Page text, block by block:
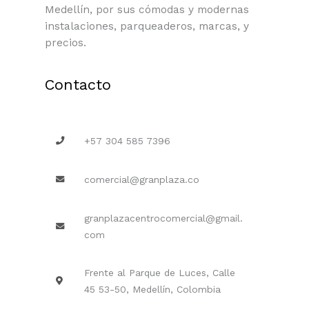
Medellín, por sus cómodas y modernas
instalaciones, parqueaderos, marcas, y
precios.
Contacto
+57 304 585 7396
comercial@granplaza.co
granplazacentrocomercial@gmail.
com
Frente al Parque de Luces, Calle
45 53-50, Medellín, Colombia